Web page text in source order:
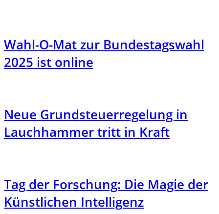
Wahl-O-Mat zur Bundestagswahl
2025 ist online
Neue Grundsteuerregelung in
Lauchhammer tritt in Kraft
Tag der Forschung: Die Magie der
Künstlichen Intelligenz